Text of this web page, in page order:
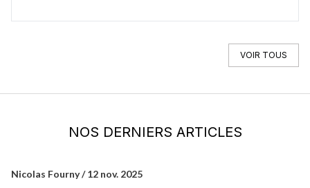
VOIR TOUS
NOS DERNIERS ARTICLES
Nicolas Fourny / 12 nov. 2025